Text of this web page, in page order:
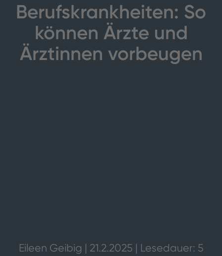
Berufskrankheiten: So
können Ärzte und
Ärztinnen vorbeugen
Eileen Geibig | 21.2.2025 | Lesedauer: 5